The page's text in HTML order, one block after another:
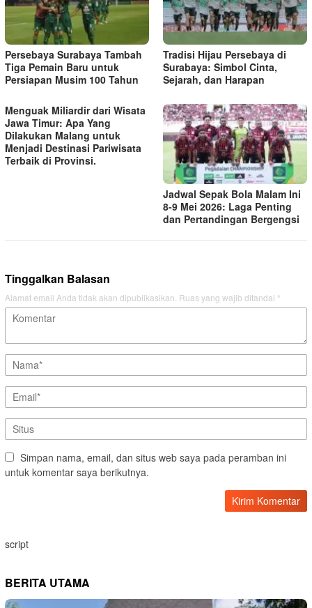
Persebaya Surabaya Tambah
Tiga Pemain Baru untuk
Persiapan Musim 100 Tahun
Tradisi Hijau Persebaya di
Surabaya: Simbol Cinta,
Sejarah, dan Harapan
Menguak Miliardir dari Wisata
Jawa Timur: Apa Yang
Dilakukan Malang untuk
Menjadi Destinasi Pariwisata
Terbaik di Provinsi.
Jadwal Sepak Bola Malam Ini
8-9 Mei 2026: Laga Penting
dan Pertandingan Bergengsi
Tinggalkan Balasan
Alamat email Anda tidak akan dipublikasikan. Ruas yang wajib ditandai *
Simpan nama, email, dan situs web saya pada peramban ini
untuk komentar saya berikutnya.
script
BERITA UTAMA